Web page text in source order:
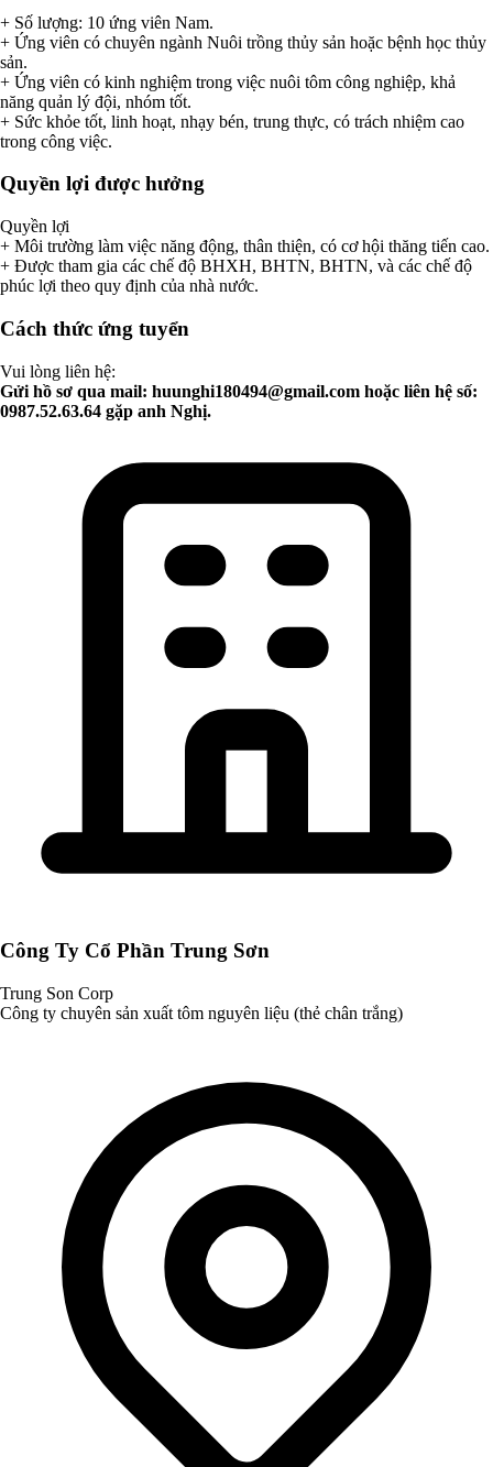
+ Số lượng: 10 ứng viên Nam.
+ Ứng viên có chuyên ngành Nuôi trồng thủy sản hoặc bệnh học thủy
sản.
+ Ứng viên có kinh nghiệm trong việc nuôi tôm công nghiệp, khả
năng quản lý đội, nhóm tốt.
+ Sức khỏe tốt, linh hoạt, nhạy bén, trung thực, có trách nhiệm cao
trong công việc.
Quyền lợi được hưởng
Quyền lợi
+ Môi trường làm việc năng động, thân thiện, có cơ hội thăng tiến cao.
+ Được tham gia các chế độ BHXH, BHTN, BHTN, và các chế độ
phúc lợi theo quy định của nhà nước.
Cách thức ứng tuyển
Vui lòng liên hệ:
Gửi hồ sơ qua mail: huunghi180494@gmail.com hoặc liên hệ số:
0987.52.63.64 gặp anh Nghị.
Công Ty Cổ Phần Trung Sơn
Trung Son Corp
Công ty chuyên sản xuất tôm nguyên liệu (thẻ chân trắng)